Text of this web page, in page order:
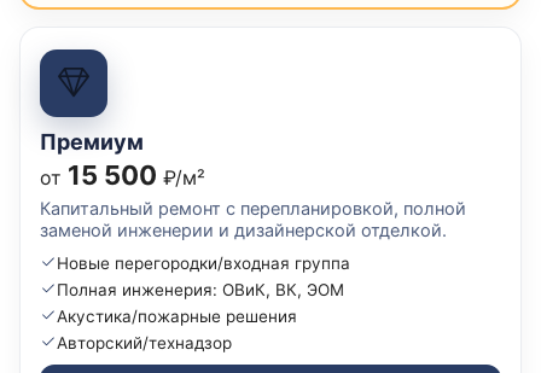
Премиум
от 15 500 ₽/м²
Капитальный ремонт с перепланировкой, полной
заменой инженерии и дизайнерской отделкой.
Новые перегородки/входная группа
Полная инженерия: ОВиК, ВК, ЭОМ
Акустика/пожарные решения
Авторский/технадзор